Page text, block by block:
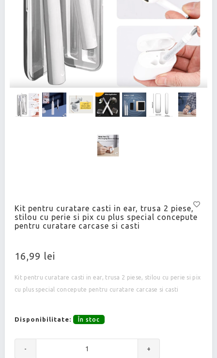
Kit pentru curatare casti in ear, trusa 2 piese,
stilou cu perie si pix cu plus special concepute
pentru curatare carcase si casti
16,99 lei
Kit pentru curatare casti in ear, trusa 2 piese, stilou cu perie si pix
cu plus special concepute pentru curatare carcase si casti
Disponibilitate: În stoc
- +